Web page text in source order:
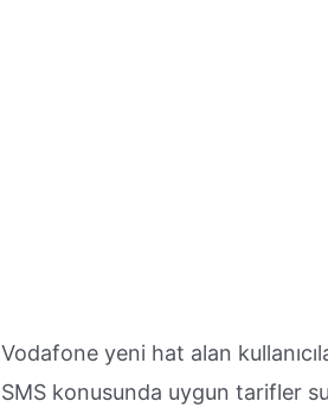
Vodafone yeni hat alan
SMS konusunda uygun tarifler